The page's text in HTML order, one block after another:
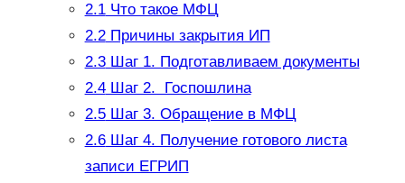
2.1Что такое МФЦ
2.2Причины закрытия ИП
2.3Шаг 1. Подготавливаем документы
2.4Шаг 2. Госпошлина
2.5Шаг 3. Обращение в МФЦ
2.6Шаг 4. Получение готового листа
записи ЕГРИП